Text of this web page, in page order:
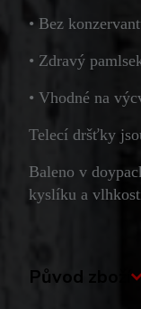
• Bez
• Zdravý
• Vhodné na
Telecí dršťky
Baleno v
kyslíku a
Původ zboží